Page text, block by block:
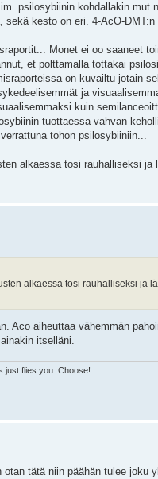
psilosybiinin kohdallakin
kesto on eri. 4-AcO-
Monet ei oo saaneet
et polttamalla tottakai
on kuvailtu jotain
ja
kuin
tuottaessa vahvan
tohon psilosybiiniin...
alkaessa tosi rauhalliseksi
alkaessa tosi rauhalliseksi ja
Aco aiheuttaa vähemmän
itselläni.
just flies you. Choose!
tätä niin päähän tulee